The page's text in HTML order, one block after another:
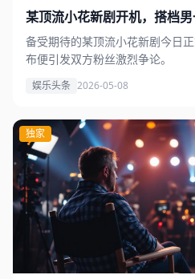
某顶流小花新剧开机，搭档
备受期待的某顶流小花新剧今日
布便引发双方粉丝激烈争论。
娱乐头条 2026-05-08
独家